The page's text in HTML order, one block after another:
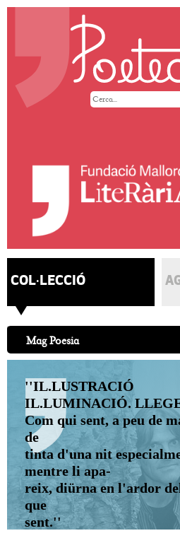
COL·LECCIÓ
Mag Poesia
''IL.LUSTRACIÓ
IL.LUMINACIÓ.
Com qui sent, a peu de
de
tinta d'una nit
mentre li apa-
reix, diürna en l'ardor
que
sent.''